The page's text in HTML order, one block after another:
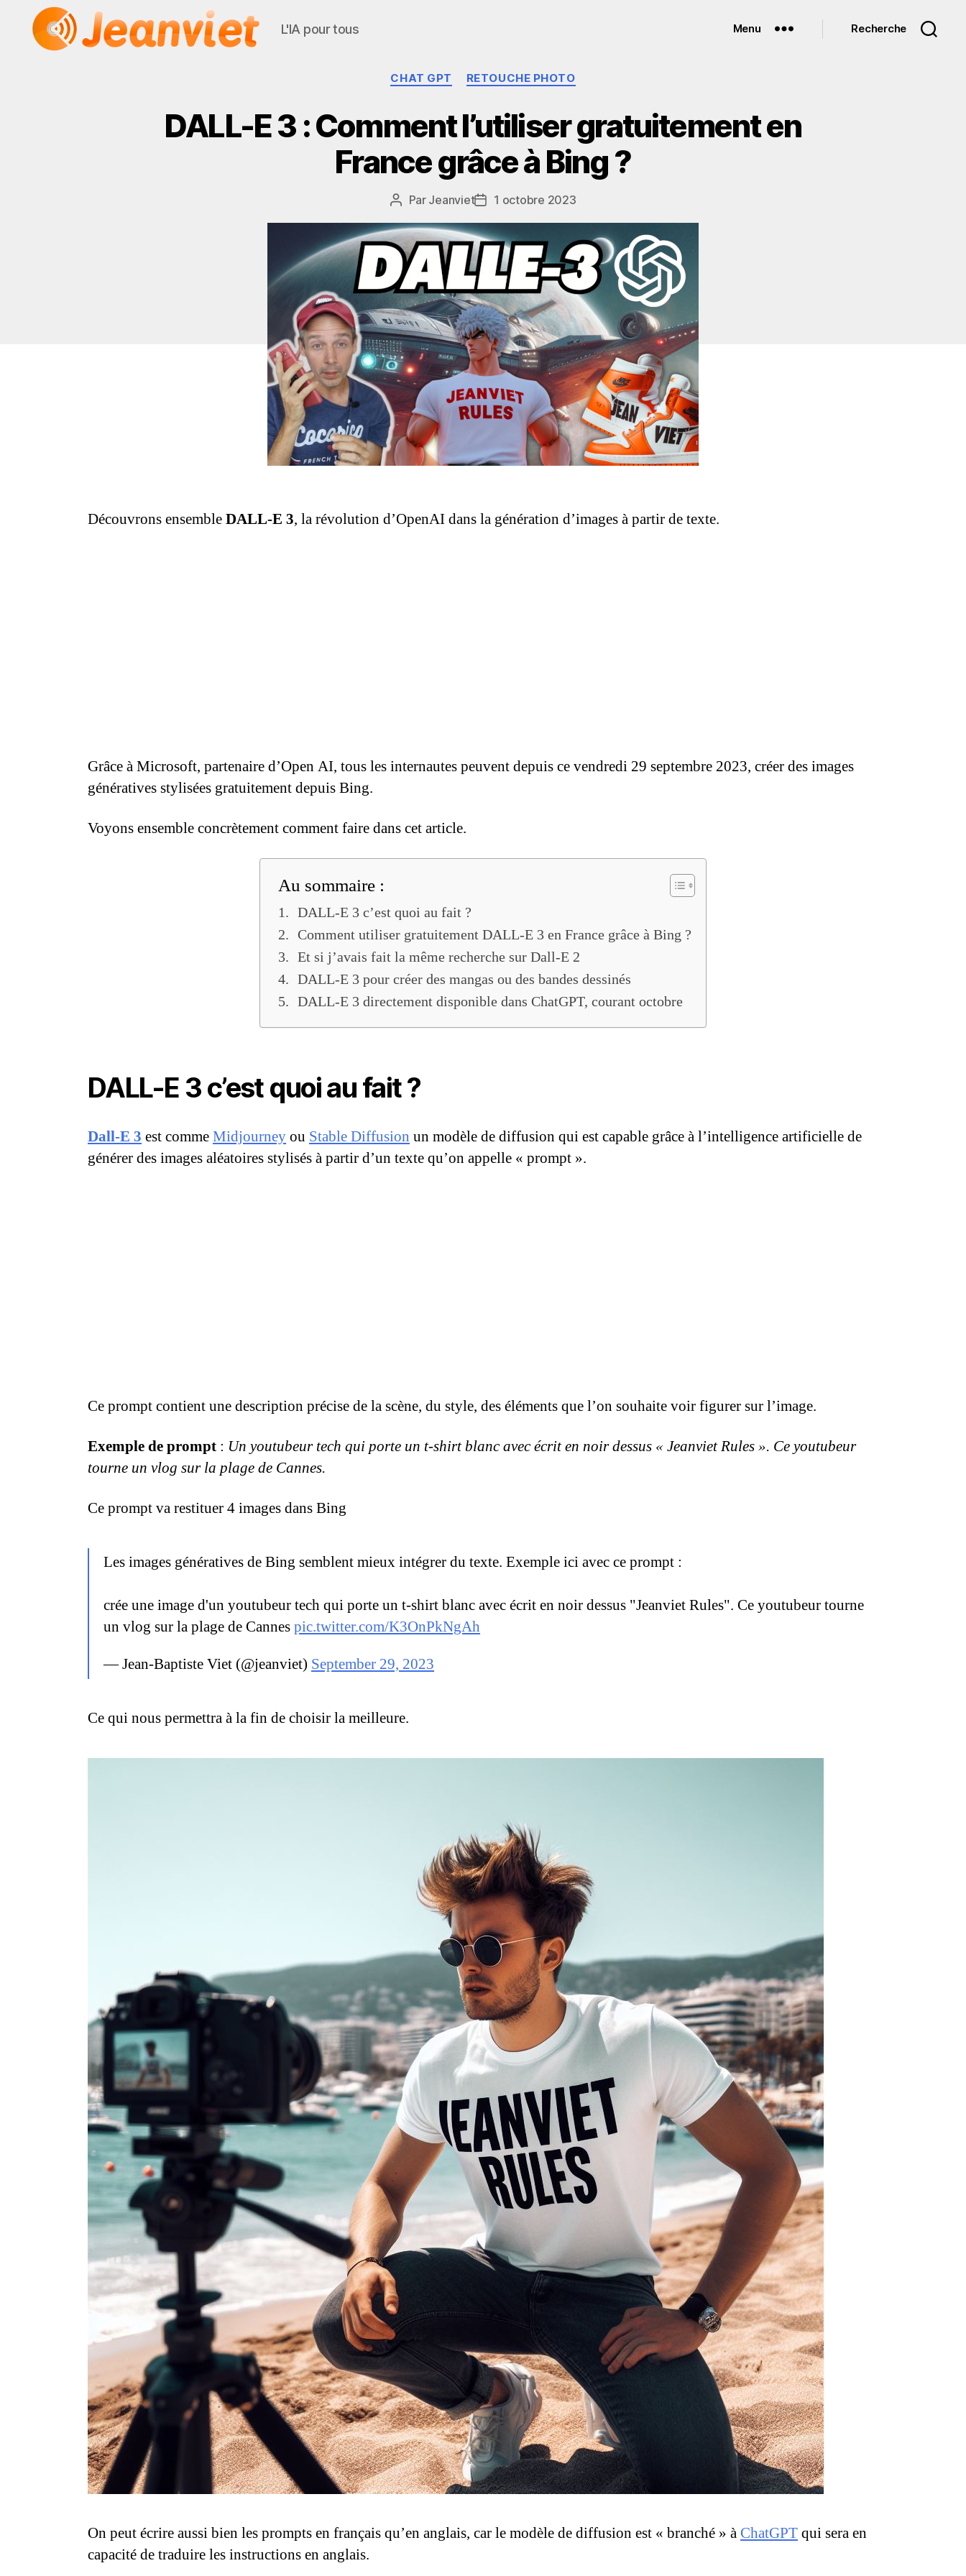
L'IA pour tous Menu Recherche
Catégories
CHAT GPT RETOUCHE PHOTO
DALL-E 3 : Comment l’utiliser gratuitement en
France grâce à Bing ?
Auteur
l’article
Par Jeanviet Date
l’article
1 octobre 2023
Découvrons ensembleDALL-E 3, la révolution d’OpenAI dans la génération d’images à partir de texte.
Grâce à Microsoft, partenaire d’Open AI, tous les internautes peuvent depuis ce vendredi 29 septembre 2023, créer des images
génératives stylisées gratuitement depuis Bing.
Voyons ensemble concrètement comment faire dans cet article.
Au sommaire :
DALL-E 3 c’est quoi au fait ?
Comment utiliser gratuitement DALL-E 3 en France grâce à Bing ?
Et si j’avais fait la même recherche sur Dall-E 2
DALL-E 3 pour créer des mangas ou des bandes dessinés
DALL-E 3 directement disponible dans ChatGPT, courant octobre
DALL-E 3 c’est quoi au fait ?
Dall-E 3 est commeMidjourneyou Stable Diffusion un modèle de diffusion qui est capable grâce à l’intelligence artificielle de
générer des images aléatoires stylisés à partir d’un texte qu’on appelle « prompt ».
Ce prompt contient une description précise de la scène, du style, des éléments que l’on souhaite voir figurer sur l’image.
Exemple de prompt : Un youtubeur tech qui porte un t-shirt blanc avec écrit en noir dessus « Jeanviet Rules ». Ce youtubeur
tourne un vlog sur la plage de Cannes.
Ce prompt va restituer 4 images dans Bing
Les images génératives de Bing semblent mieux intégrer du texte. Exemple ici avec ce prompt :
crée une image d'un youtubeur tech qui porte un t-shirt blanc avec écrit en noir dessus "Jeanviet Rules". Ce youtubeur tourne
un vlog sur la plage de Cannespic.twitter.com/K3OnPkNgAh
— Jean-Baptiste Viet (@jeanviet) September 29, 2023
Ce qui nous permettra à la fin de choisir la meilleure.
On peut écrire aussi bien les prompts en français qu’en anglais, car le modèle de diffusion est « branché » à ChatGPTqui sera en
capacité de traduire les instructions en anglais.